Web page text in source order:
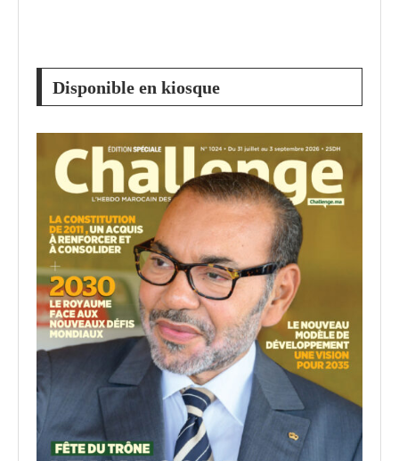
Disponible en kiosque